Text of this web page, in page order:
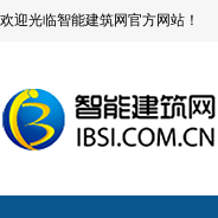
欢迎光临智能建筑网官方网站！